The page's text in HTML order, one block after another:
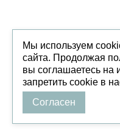
Мы используем
сайта. Продолжая
вы соглашаетесь на
запретить cookie в
Согласен